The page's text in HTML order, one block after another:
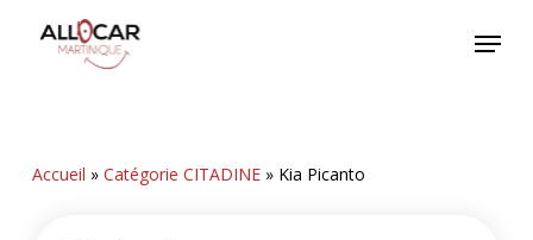
Menu
Accueil » Catégorie CITADINE» Kia Picanto